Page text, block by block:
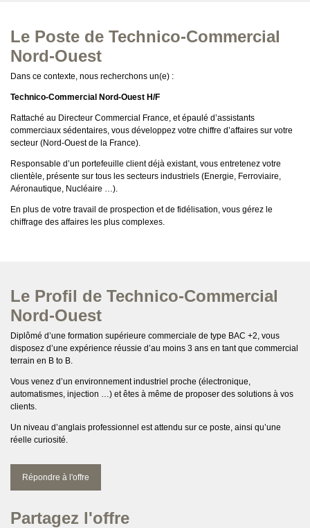
Le Poste de Technico-Commercial
Nord-Ouest
Dans ce contexte, nous recherchons un(e) :
Technico-Commercial Nord-Ouest H/F
Rattaché au Directeur Commercial France, et épaulé d’assistants
commerciaux sédentaires, vous développez votre chiffre d’affaires sur votre
secteur (Nord-Ouest de la France).
Responsable d’un portefeuille client déjà existant, vous entretenez votre
clientèle, présente sur tous les secteurs industriels (Energie, Ferroviaire,
Aéronautique, Nucléaire …).
En plus de votre travail de prospection et de fidélisation, vous gérez le
chiffrage des affaires les plus complexes.
Le Profil de Technico-Commercial
Nord-Ouest
Diplômé d’une formation supérieure commerciale de type BAC +2, vous
disposez d’une expérience réussie d’au moins 3 ans en tant que commercial
terrain en B to B.
Vous venez d’un environnement industriel proche (électronique,
automatismes, injection …) et êtes à même de proposer des solutions à vos
clients.
Un niveau d’anglais professionnel est attendu sur ce poste, ainsi qu’une
réelle curiosité.
Répondre à l'offre
Partagez l'offre